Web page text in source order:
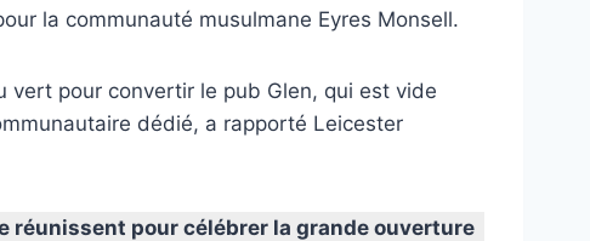
la communauté musulmane Eyres Monsell.
vert pour convertir le pub Glen, qui est vide
dédié, a rapporté Leicester
réunissent pour célébrer la grande ouverture